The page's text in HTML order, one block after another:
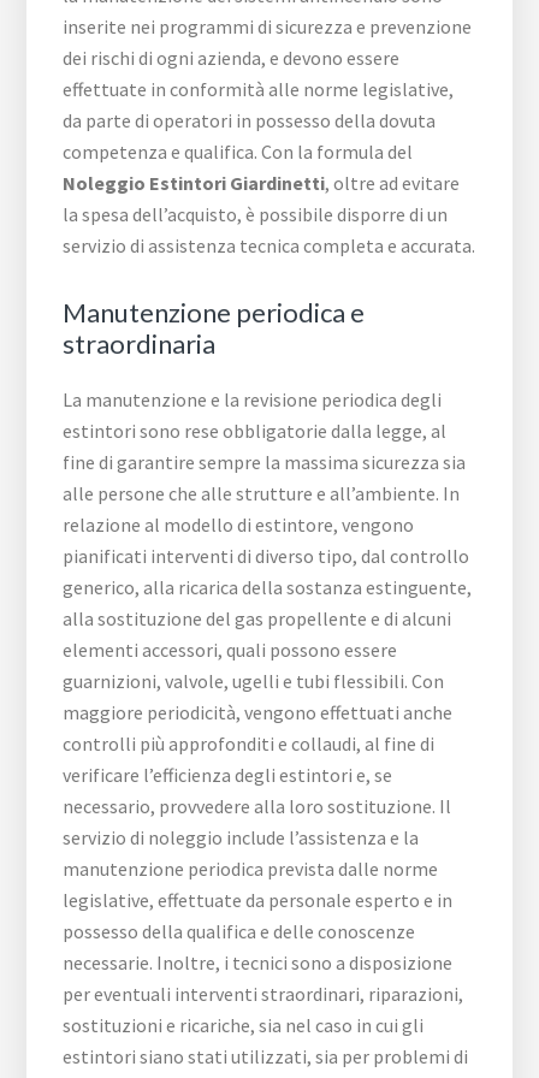
inserite nei programmi di sicurezza e prevenzione
dei rischi di ogni azienda, e devono essere
effettuate in conformità alle norme legislative,
da parte di operatori in possesso della dovuta
competenza e qualifica. Con la formula del
Noleggio Estintori Giardinetti, oltre ad evitare
la spesa dell’acquisto, è possibile disporre di un
servizio di assistenza tecnica completa e accurata.
Manutenzione periodica e
straordinaria
La manutenzione e la revisione periodica degli
estintori sono rese obbligatorie dalla legge, al
fine di garantire sempre la massima sicurezza sia
alle persone che alle strutture e all’ambiente. In
relazione al modello di estintore, vengono
pianificati interventi di diverso tipo, dal controllo
generico, alla ricarica della sostanza estinguente,
alla sostituzione del gas propellente e di alcuni
elementi accessori, quali possono essere
guarnizioni, valvole, ugelli e tubi flessibili. Con
maggiore periodicità, vengono effettuati anche
controlli più approfonditi e collaudi, al fine di
verificare l’efficienza degli estintori e, se
necessario, provvedere alla loro sostituzione. Il
servizio di noleggio include l’assistenza e la
manutenzione periodica prevista dalle norme
legislative, effettuate da personale esperto e in
possesso della qualifica e delle conoscenze
necessarie. Inoltre, i tecnici sono a disposizione
per eventuali interventi straordinari, riparazioni,
sostituzioni e ricariche, sia nel caso in cui gli
estintori siano stati utilizzati, sia per problemi di